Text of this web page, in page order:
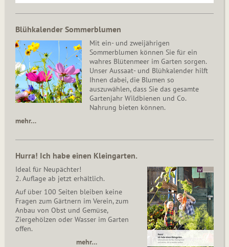
Blühkalender Sommerblumen
Mit ein- und zweijährigen
Sommerblumen können Sie für ein
wahres Blütenmeer im Garten sorgen.
Unser Aussaat- und Blühkalender hilft
Ihnen dabei, die Blumen so
auszuwählen, dass Sie das gesamte
Gartenjahr Wildbienen und Co.
Nahrung bieten können.
mehr…
Hurra! Ich habe einen Kleingarten.
Ideal für Neupächter!
2. Auflage ab jetzt erhältlich.
Auf über 100 Seiten bleiben keine
Fragen zum Gärtnern im Verein, zum
Anbau von Obst und Gemüse,
Ziergehölzen oder Wasser im Garten
offen.
mehr…